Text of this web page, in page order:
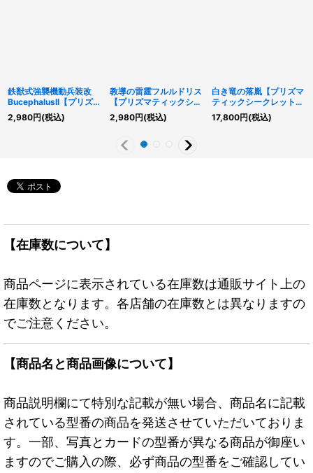
鉄獣式強襲機動兵装改
BucephalusII【プリズマ
ティックシークレット】
{PHHY-JP048}《リン
2,980円(税込)
教導の雷霆フルルドリス
【プリズマティックシー
クレット】{DOOD-
JP026}《モンスター》
2,980円(税込)
白き竜の落胤【プリズマ
ティックシークレット】
{BPRO-JP024}《モン
スター》
17,800円(税込)
【在庫数について】
商品ページに表示されている在庫数は通販サイト上の
在庫数となります。各店舗の在庫数とは異なりますの
でご注意ください。
【商品名と商品画像について】
商品説明欄にて特別な記載が無い場合、商品名に記載
されている型番の商品を発送させていただいておりま
す。一部、写真とカードの型番が異なる商品が御座い
ますのでご購入の際、必ず商品の型番をご確認してい